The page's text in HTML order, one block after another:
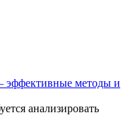
эффективные методы и
анализировать